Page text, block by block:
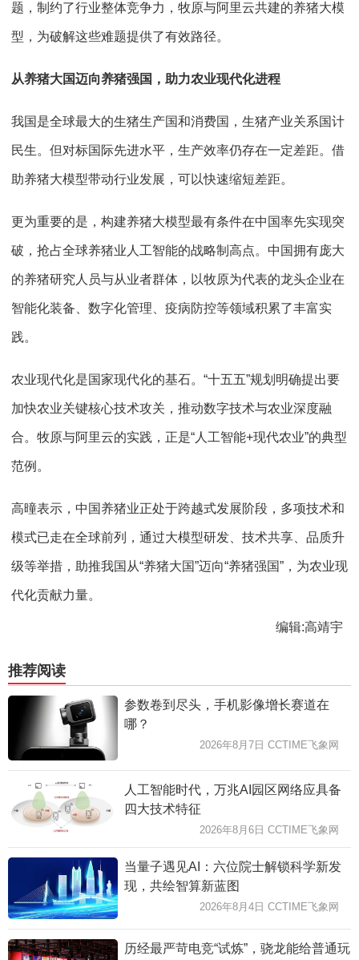
题，制约了行业整体竞争力，牧原与阿里云共建的养猪大模
型，为破解这些难题提供了有效路径。
从养猪大国迈向养猪强国，助力农业现代化进程
我国是全球最大的生猪生产国和消费国，生猪产业关系国计
民生。但对标国际先进水平，生产效率仍存在一定差距。借
助养猪大模型带动行业发展，可以快速缩短差距。
更为重要的是，构建养猪大模型最有条件在中国率先实现突
破，抢占全球养猪业人工智能的战略制高点。中国拥有庞大
的养猪研究人员与从业者群体，以牧原为代表的龙头企业在
智能化装备、数字化管理、疫病防控等领域积累了丰富实
践。
农业现代化是国家现代化的基石。“十五五”规划明确提出要
加快农业关键核心技术攻关，推动数字技术与农业深度融
合。牧原与阿里云的实践，正是“人工智能+现代农业”的典型
范例。
高曈表示，中国养猪业正处于跨越式发展阶段，多项技术和
模式已走在全球前列，通过大模型研发、技术共享、品质升
级等举措，助推我国从“养猪大国”迈向“养猪强国”，为农业现
代化贡献力量。
编辑:高靖宇
推荐阅读
参数卷到尽头，手机影像增长赛道在
哪？
2026年8月7日 CCTIME飞象网
人工智能时代，万兆AI园区网络应具备
四大技术特征
2026年8月6日 CCTIME飞象网
当量子遇见AI：六位院士解锁科学新发
现，共绘智算新蓝图
2026年8月4日 CCTIME飞象网
历经最严苛电竞“试炼”，骁龙能给普通玩